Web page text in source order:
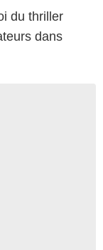
du thriller
dans